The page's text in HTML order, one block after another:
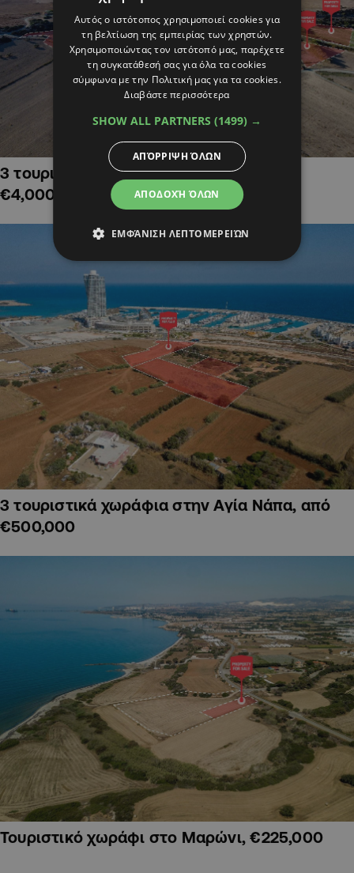
3 τουριστικά χωράφια στην Αλαμινό,
€4,000,000
3 τουριστικά χωράφια στην Αγία Νάπα, από
€500,000
Τουριστικό χωράφι στο Μαρώνι, €225,000
Αυτός ο ιστότοπος χρησιμοποιεί cookies για
τη βελτίωση της εμπειρίας των χρηστών.
Χρησιμοποιώντας τον ιστότοπό μας, παρέχετε
τη συγκατάθεσή σας για όλα τα cookies
σύμφωνα με την Πολιτική μας για τα cookies.
Διαβάστε περισσότερα
SHOW ALL PARTNERS (1499) →
ΑΠΟΔΟΧΉ ΌΛΩΝ
ΑΠΌΡΡΙΨΗ ΌΛΩΝ
ΕΜΦΆΝΙΣΗ ΛΕΠΤΟΜΕΡΕΙΏΝ